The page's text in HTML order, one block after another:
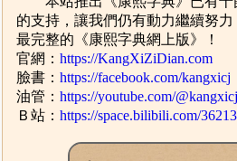
的支持，讓我們仍有動力繼續努
最完整的《康熙字典網上版》！
官網：https://KangXiZiDian.com
臉書：https://facebook.com/kangxicj
油管：https://youtube.com/@kangxicj
Ｂ站：https://space.bilibili.com/